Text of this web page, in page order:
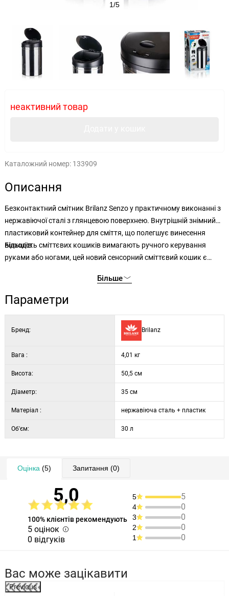
1/5
неактивний товар
Каталожний номер: 133909
Описання
Безконтактний смітник Brilanz Senzo у практичному виконанні з
нержавіючої сталі з глянцевою поверхнею. Внутрішній знімний
пластиковий контейнер для сміття, що полегшує винесення
відходів.
Більшість сміттєвих кошиків вимагають ручного керування
руками або ногами, цей новий сенсорний сміттєвий кошик є
закривається, що підвищує гігієнічність та практичність виробу.
Виріб працює за фотоелектричним принципом, є дуже надійним,
потужним та має низьке енергоспоживання.
Більше
Параметри
Бренд: Brilanz
Вага : 4,01 кг
Висота: 50,5 см
Діаметр: 35 см
Матеріал : нержавіюча сталь + пластик
Об'єм: 30 л
Оцінка (5) Запитання (0)
5,0
100% клієнтів рекомендують
5 оцінок
0 відгуків
5 5
4 0
3 0
2 0
1 0
Вас може зацікавити
Previous